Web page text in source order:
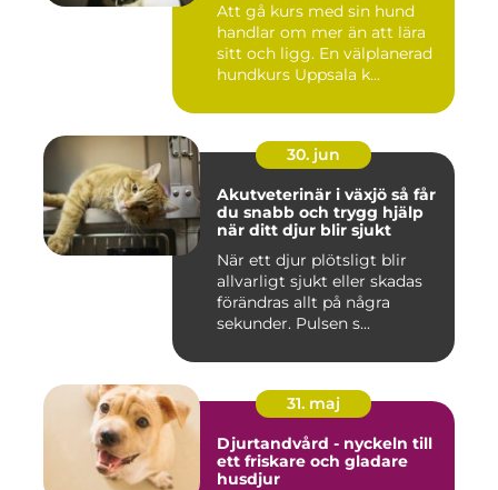
Att gå kurs med sin hund
handlar om mer än att lära
sitt och ligg. En välplanerad
hundkurs Uppsala k...
30. jun
Akutveterinär i växjö så får
du snabb och trygg hjälp
när ditt djur blir sjukt
När ett djur plötsligt blir
allvarligt sjukt eller skadas
förändras allt på några
sekunder. Pulsen s...
31. maj
Djurtandvård - nyckeln till
ett friskare och gladare
husdjur